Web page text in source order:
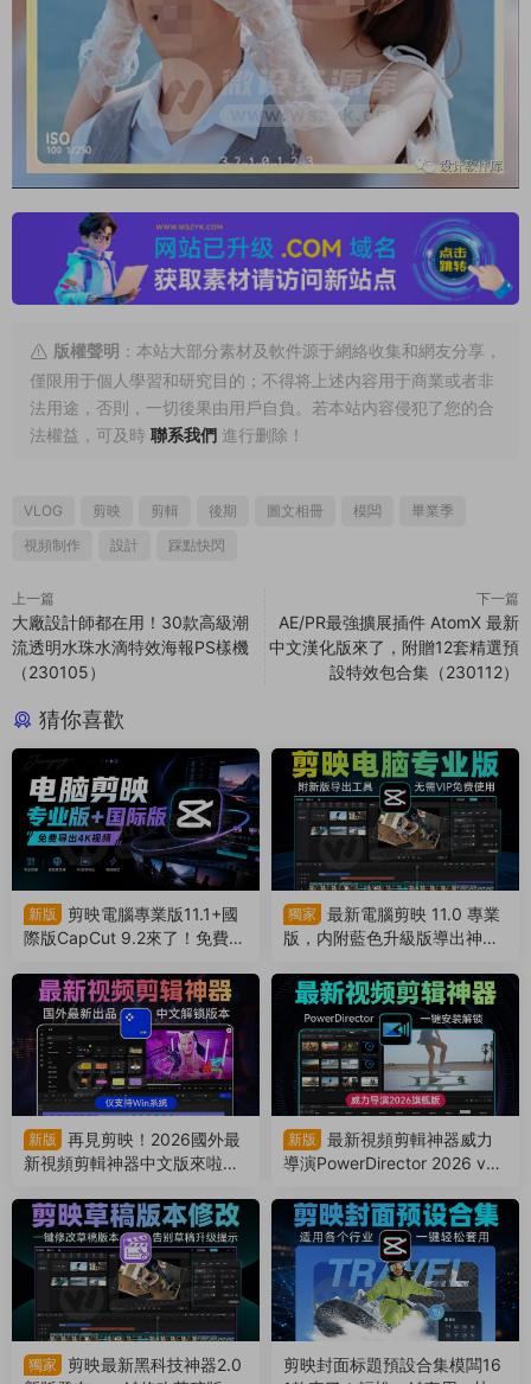
版權聲明 ：本站大部分素材及軟件源于網絡收集和網友分享，
僅限用于個人學習和研究目的；不得将上述内容用于商業或者非
法用途，否則，一切後果由用戶自負。若本站内容侵犯了您的合
法權益，可及時 聯系我們 進行删除！
VLOG 剪映 剪輯 後期 圖文相冊 模闆
畢業季
視頻制作
設計 踩點快閃
上一篇
大廠設計師都在用！30款高級潮
流透明水珠水滴特效海報PS樣機
（230105）
下一篇
AE/PR最強擴展插件 AtomX 最新
中文漢化版來了，附贈12套精選預
設特效包合集（230112）
猜你喜歡
新版
剪映電腦專業版11.1+國
際版CapCut 9.2來了！免費導
通（260804）
獨家
最新電腦剪映 11.0 專業
版，内附藍色升級版導出神
新版
再見剪映！2026國外最
新視頻剪輯神器中文版來啦，
新版
最新視頻剪輯神器威力
導演PowerDirector 2026 v2
手機使用（260701）
獨家
剪映最新黑科技神器2.0
剪映封面标題預設合集模闆16